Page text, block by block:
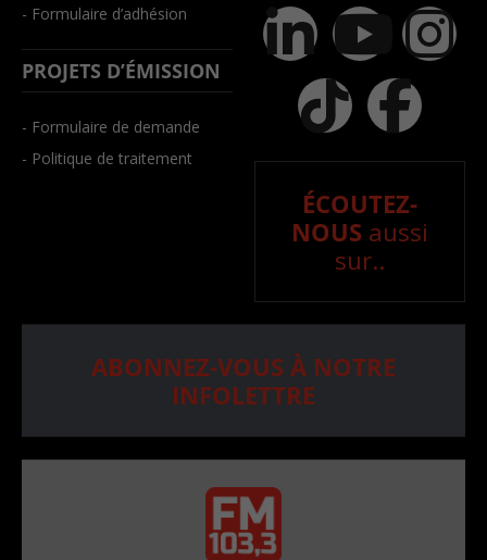
- Formulaire d’adhésion
PROJETS D’ÉMISSION
- Formulaire de demande
- Politique de traitement
ÉCOUTEZ-
NOUS aussi
sur..
ABONNEZ-VOUS À NOTRE
INFOLETTRE